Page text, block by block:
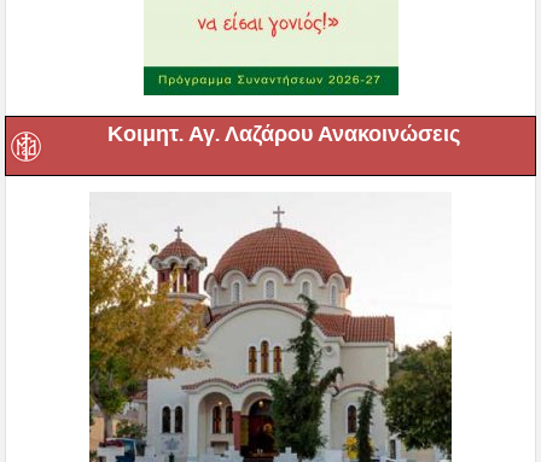
Κοιμητ. Αγ. Λαζάρου Ανακοινώσεις